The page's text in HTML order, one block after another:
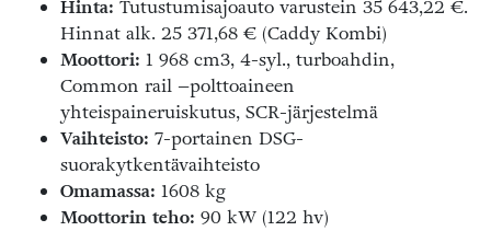
Hinta: Tutustumisajoauto varustein 35 643,22 €.
Hinnat alk. 25 371,68 € (Caddy Kombi)
Moottori: 1 968 cm3, 4-syl., turboahdin,
Common rail –polttoaineen
yhteispaineruiskutus, SCR-järjestelmä
Vaihteisto: 7-portainen DSG-
suorakytkentävaihteisto
Omamassa: 1608 kg
Moottorin teho: 90 kW (122 hv)